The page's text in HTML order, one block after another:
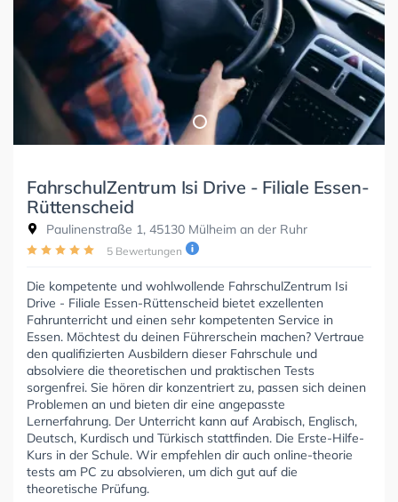
FahrschulZentrum Isi Drive - Filiale Essen-
Rüttenscheid
Paulinenstraße 1, 45130 Mülheim an der Ruhr
5 Bewertungen
Die kompetente und wohlwollende FahrschulZentrum Isi
Drive - Filiale Essen-Rüttenscheid bietet exzellenten
Fahrunterricht und einen sehr kompetenten Service in
Essen. Möchtest du deinen Führerschein machen? Vertraue
den qualifizierten Ausbildern dieser Fahrschule und
absolviere die theoretischen und praktischen Tests
sorgenfrei. Sie hören dir konzentriert zu, passen sich deinen
Problemen an und bieten dir eine angepasste
Lernerfahrung. Der Unterricht kann auf Arabisch, Englisch,
Deutsch, Kurdisch und Türkisch stattfinden. Die Erste-Hilfe-
Kurs in der Schule. Wir empfehlen dir auch online-theorie
tests am PC zu absolvieren, um dich gut auf die
theoretische Prüfung.